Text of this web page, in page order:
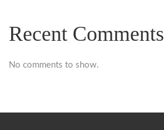
Recent Comments
No comments to show.